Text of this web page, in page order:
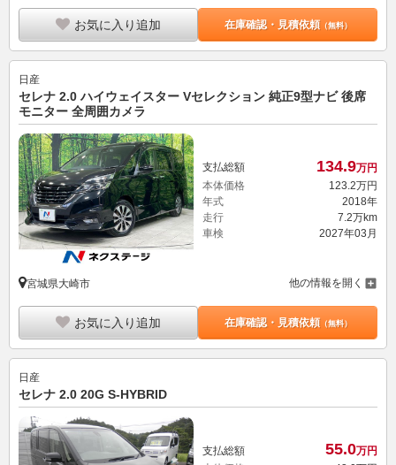
お気に入り追加 在庫確認・見積依頼（無料）
日産
セレナ 2.0 ハイウェイスター Vセレクション 純正9型ナビ 後席
モニター 全周囲カメラ
支払総額 134.9万円
本体価格
123. 2万円
年式
2018年
走行
7.2万km
車検
2027年03月
宮城県大崎市 他の情報を開く
お気に入り追加 在庫確認・見積依頼（無料）
日産
セレナ 2.0 20G S-HYBRID
支払総額 55.0万円